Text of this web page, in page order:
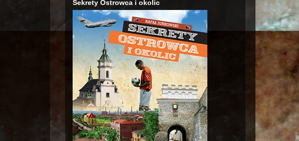
Sekrety Ostrowca i okolic